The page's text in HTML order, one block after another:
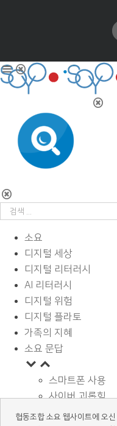
소요
디지털 세상
디지털 리터러시
AI 리터러시
디지털 위험
디지털 플라토
가족의 지혜
소요 문답
스마트폰 사용
사이버 괴롭힘
페이스북과 SNS
협동조합 소요 웹사이트에 오